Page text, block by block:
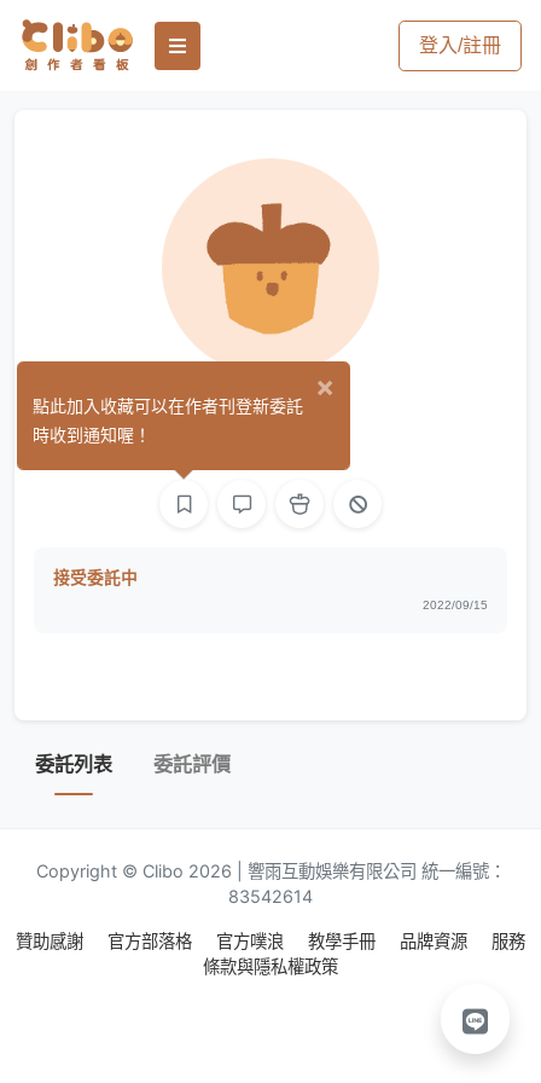
登入/註冊
季有生
接受委託中
2022/09/15
委託列表 委託評價
Copyright © Clibo 2026 | 響雨互動娛樂有限公司 統一編號：
83542614
贊助感謝 官方部落格 官方噗浪 教學手冊 品牌資源
服務
條款與隱私權政策
×
點此加入收藏可以在作者刊登新委託
時收到通知喔！